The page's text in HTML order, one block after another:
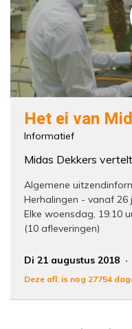
Het ei van
Informatief
Midas Dekkers
Algemene
Herhalingen - vanaf 26
Elke woensdag, 19.10
(10 afleveringen)
Di 21 augustus 2018
Deze afl. is nog 27754